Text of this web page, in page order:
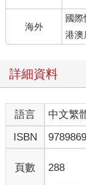
時間。」譚皓安看
「她已經很難過了
手肘撞了譚皓安一
「所以呢？失戀就
安絲毫不講情面。
哼！對此我非常想
但我現在很難過，
海外
國際
港澳
詳細資料
語言 中文繁
ISBN
頁數 288